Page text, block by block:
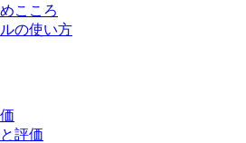
こころ
の使い方
評価